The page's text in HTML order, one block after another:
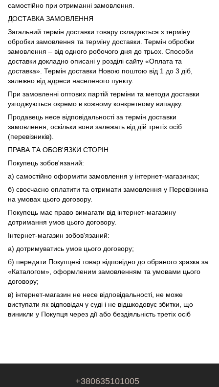
самостійно при отриманні замовлення.
ДОСТАВКА ЗАМОВЛЕННЯ
Загальний термін доставки товару складається з терміну
обробки замовлення та терміну доставки. Термін обробки
замовлення – від одного робочого дня до трьох. Способи
доставки докладно описані у розділі сайту «Оплата та
доставка». Термін доставки Новою поштою від 1 до 3 діб,
залежно від адреси населеного пункту.
При замовленні оптових партій терміни та методи доставки
узгоджуються окремо в кожному конкретному випадку.
Продавець несе відповідальності за термін доставки
замовлення, оскільки вони залежать від дій третіх осіб
(перевізників).
ПРАВА ТА ОБОВ'ЯЗКИ СТОРІН
Покупець зобов'язаний:
а) самостійно оформити замовлення у інтернет-магазинах;
б) своєчасно оплатити та отримати замовлення у Перевізника
на умовах цього договору.
Покупець має право вимагати від інтернет-магазину
дотримання умов цього договору.
Інтернет-магазин зобов'язаний:
а) дотримуватись умов цього договору;
б) передати Покупцеві товар відповідно до обраного зразка за
«Каталогом», оформленим замовленням та умовами цього
договору;
в) інтернет-магазин не несе відповідальності, не може
виступати як відповідач у суді і не відшкодовує збитки, що
виникли у Покупця через дії або бездіяльність третіх осіб
+380635101005